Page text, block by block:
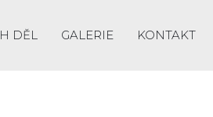
DĚL GALERIE KONTAKT